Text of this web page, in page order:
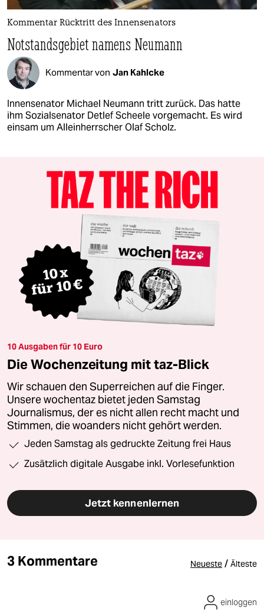
Kommentar Rücktritt des Innensenators
Notstandsgebiet namens Neumann
Kommentar von Jan Kahlcke
Innensenator Michael Neumann tritt zurück. Das hatte
ihm Sozialsenator Detlef Scheele vorgemacht. Es wird
einsam um Alleinherrscher Olaf Scholz.
10 Ausgaben für 10 Euro
Die Wochenzeitung mit taz-Blick
Wir schauen den Superreichen auf die Finger.
Unsere wochentaz bietet jeden Samstag
Journalismus, der es nicht allen recht macht und
Stimmen, die woanders nicht gehört werden.
Jeden Samstag als gedruckte Zeitung frei Haus
Zusätzlich digitale Ausgabe inkl. Vorlesefunktion
Jetzt kennenlernen
3 Kommentare Neueste / Älteste
einloggen